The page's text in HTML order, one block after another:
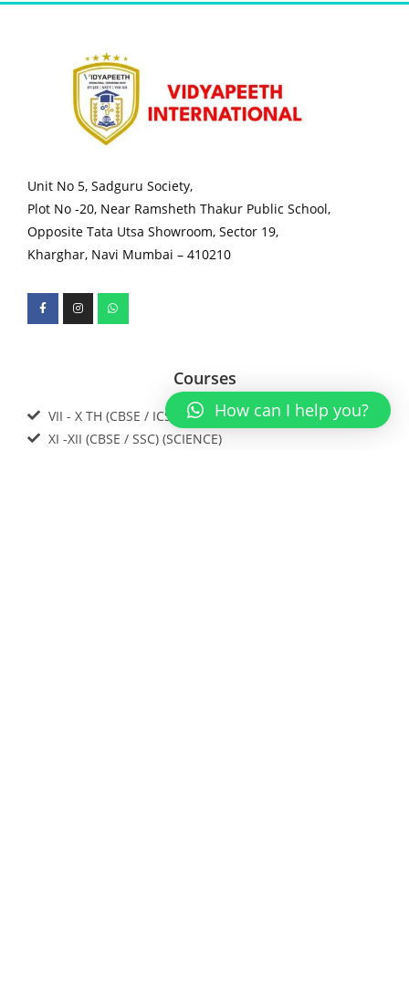
Unit No 5, Sadguru Society,
Plot No -20, Near Ramsheth Thakur Public School,
Opposite Tata Utsa Showroom, Sector 19,
Kharghar, Navi Mumbai – 410210
Courses
VII - X TH (CBSE / ICSE / IGCSE / SSC)
XI -XII (CBSE / SSC) (SCIENCE)
How can I help you?